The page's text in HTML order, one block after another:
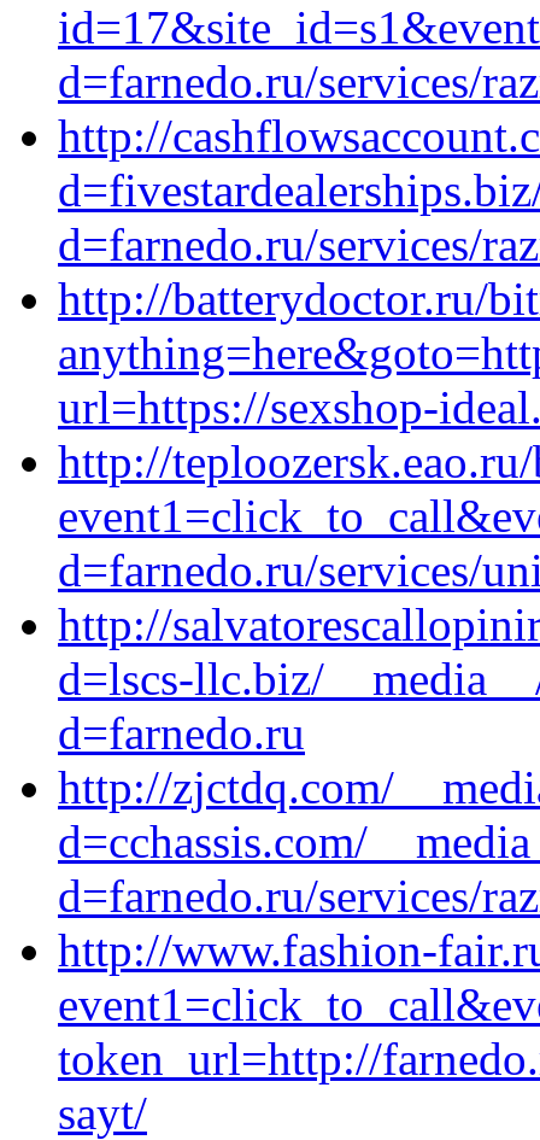
d=farnedo.ru/services/
http://
d=farnedo.ru/services/
http://batterydoctor.ru/
url=https://sexshop-
http://
d=farnedo.ru/services/
http://
d=lscs-llc.biz/
d=farnedo.ru
http://zjctdq.com/
d=cchassis.com/
d=farnedo.ru/services/
http://www.fashion-
token_url=http://
sayt/